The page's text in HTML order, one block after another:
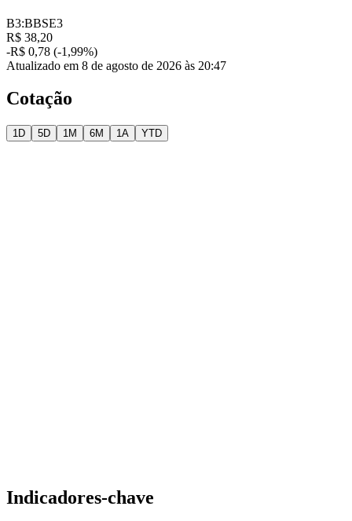
B3:BBSE3
R$ 38,20
-R$ 0,78 (-1,99%)
Atualizado em 8 de agosto de 2026 às 20:47
Cotação
1D 5D 1M 6M 1A YTD
Indicadores-chave